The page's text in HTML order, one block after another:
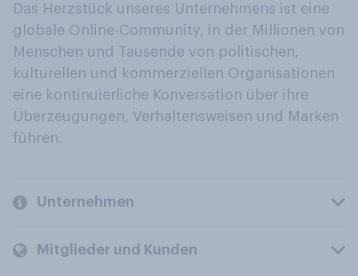
Das Herzstück unseres Unternehmens ist eine
globale Online-Community, in der Millionen von
Menschen und Tausende von politischen,
kulturellen und kommerziellen Organisationen
eine kontinuierliche Konversation über ihre
Überzeugungen, Verhaltensweisen und Marken
führen.
Unternehmen
Mitglieder und Kunden